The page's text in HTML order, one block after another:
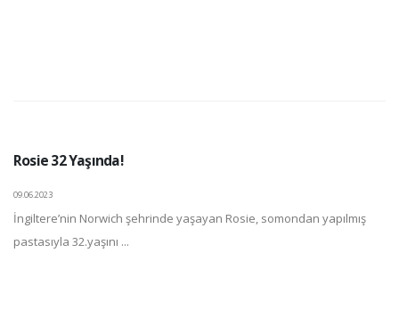
Rosie 32 Yaşında!
09.06.2023
İngiltere’nin Norwich şehrinde yaşayan Rosie, somondan yapılmış
pastasıyla 32.yaşını ...